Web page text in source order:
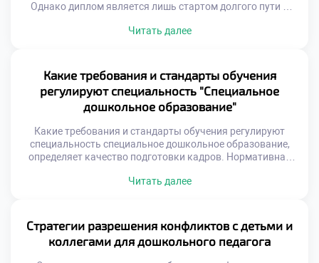
Однако диплом является лишь стартом долгого пути к
всей своей трудовой жизни. Мир дефектологии меняется
ответственности. Саморазвитие становится
неотъемлемой частью профессиональной идентичности
педагога. Только так […]
Читать далее
Какие требования и стандарты обучения
регулируют специальность "Специальное
дошкольное образование"
Какие требования и стандарты обучения регулируют
специальность специальное дошкольное образование,
определяет качество подготовки кадров. Нормативная
пространства. Государство устанавливает четкие рамки
защищает интересы студентов и работодателей. Это
фундамент доверия к системе среднего
профессионального образования. Документы
федерального уровня задают общий вектор развития. […]
Читать далее
Стратегии разрешения конфликтов с детьми и
коллегами для дошкольного педагога